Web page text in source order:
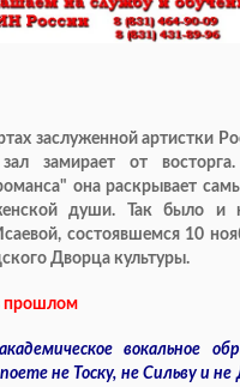
заслуженной артистки
зал замирает от
она раскрывает
души. Так было и
состоявшемся 10
Дворца культуры.
прошлом
вокальное
поете не Тоску, не Сильву и